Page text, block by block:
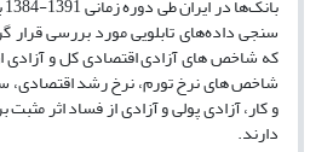
سنجی داده‌های تابلویی مورد بررسی قرار
که شاخص های آزادی اقتصادی کل و آزادی
شاخص های نرخ تورم، نرخ رشد اقتصادی،
و کار، آزادی پولی و آزادی از فساد اثر
دارند.